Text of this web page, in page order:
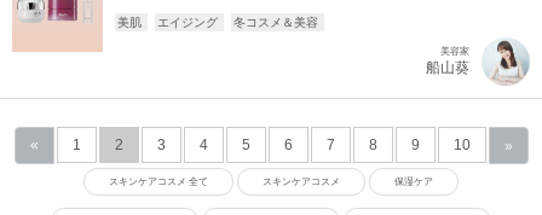
美肌 エイジング 冬コスメ＆美容
美容家
船山葵
« 1 2 3 4 5 6 7 8 9 10 »
スキンケアコスメ 全て スキンケアコスメ 保湿ケア